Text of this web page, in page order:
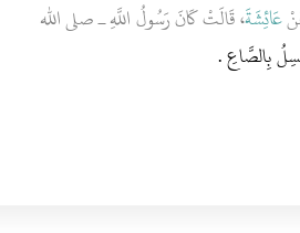
عَائِشَةَ، قَالَتْ كَانَ رَسُولُ اللَّهِ ـ صلى الله
بِالصَّاعِ ‏.‏